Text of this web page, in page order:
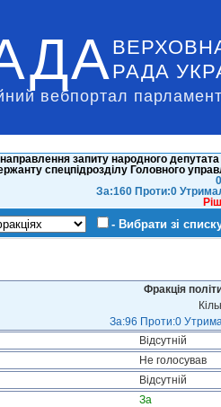
РАДА
вебпортал
запиту народного
спецпідрозділу Головного
За:160 Проти:0
- Вибрати зі
Фракція
За:96 Проти:0
Відсутній
Не голосував
Відсутній
За